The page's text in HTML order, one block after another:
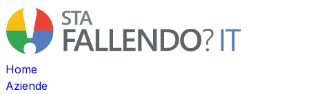
Home
Aziende